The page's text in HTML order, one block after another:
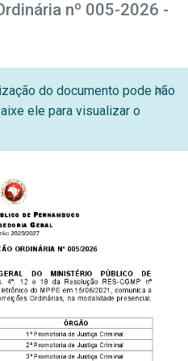
nº 005-2026 -
do documento pode não
ele para visualizar o